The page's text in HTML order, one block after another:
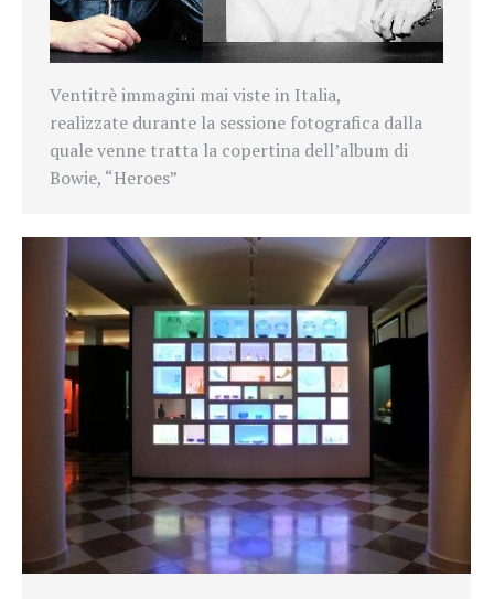
Ventitrè immagini mai viste in Italia,
realizzate durante la sessione fotografica dalla
quale venne tratta la copertina dell’album di
Bowie, “Heroes”